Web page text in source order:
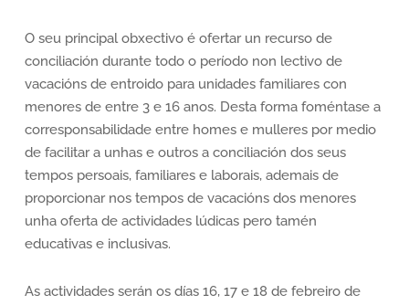
O seu principal obxectivo é ofertar un recurso de
conciliación durante todo o período non lectivo de
vacacións de entroido para unidades familiares con
menores de entre 3 e 16 anos. Desta forma foméntase a
corresponsabilidade entre homes e mulleres por medio
de facilitar a unhas e outros a conciliación dos seus
tempos persoais, familiares e laborais, ademais de
proporcionar nos tempos de vacacións dos menores
unha oferta de actividades lúdicas pero tamén
educativas e inclusivas.
As actividades serán os días 16, 17 e 18 de febreiro de